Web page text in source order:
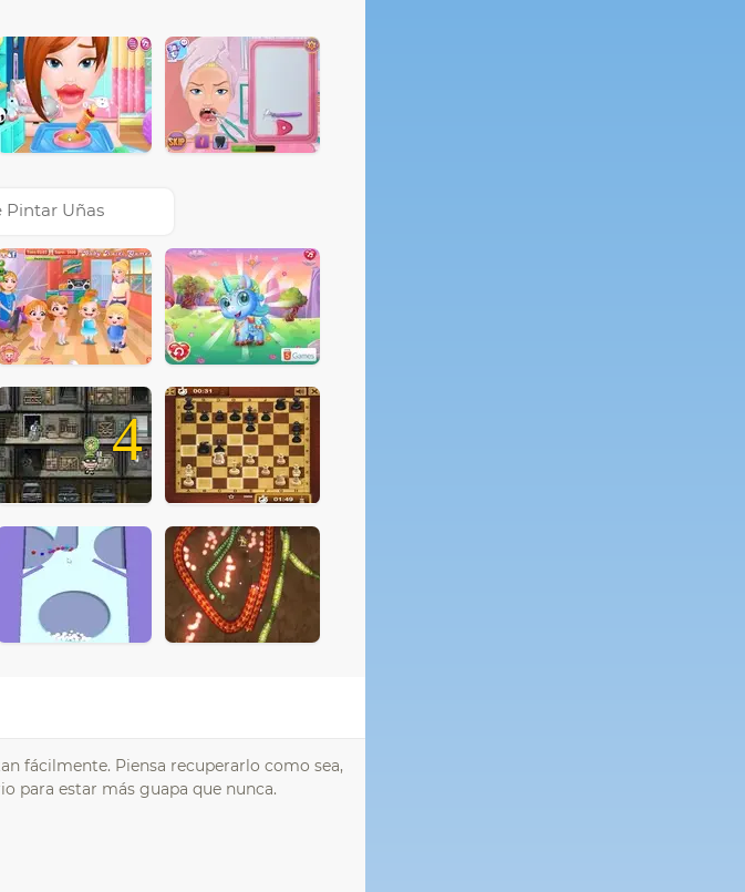
Pintar Uñas
4
fácilmente. Piensa recuperarlo como sea,
para estar más guapa que nunca.